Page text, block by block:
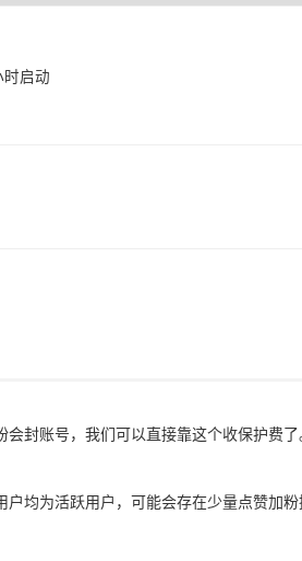
启动
封账号，我们可以直接靠这个收保护费了
均为活跃用户，可能会存在少量点赞加粉